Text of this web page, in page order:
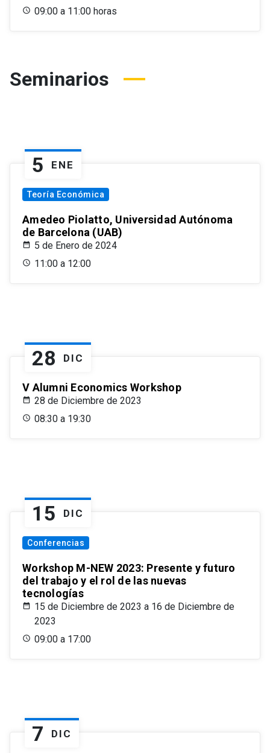
09:00 a 11:00 horas
Seminarios
5 ENE
Teoría Económica
Amedeo Piolatto, Universidad Autónoma
de Barcelona (UAB)
5 de Enero de 2024
11:00 a 12:00
28 DIC
V Alumni Economics Workshop
28 de Diciembre de 2023
08:30 a 19:30
15 DIC
Conferencias
Workshop M-NEW 2023: Presente y futuro
del trabajo y el rol de las nuevas
tecnologías
15 de Diciembre de 2023 a 16 de Diciembre de
2023
09:00 a 17:00
7 DIC